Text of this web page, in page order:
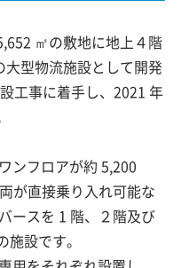
㎡の敷地に地上４階
型物流施設として開発
工事に着手し、2021 年
ンフロアが約 5,200
が直接乗り入れ可能な
ースを 1 階、２階及び
設です。